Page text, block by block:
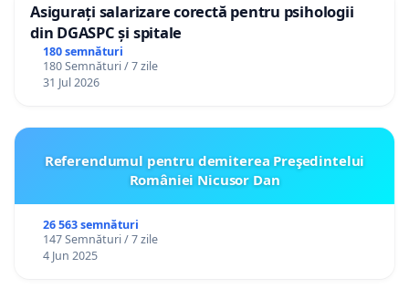
Asigurați salarizare corectă pentru psihologii
din DGASPC și spitale
180 semnături
180 Semnături / 7 zile
31 Jul 2026
Referendumul pentru demiterea Preşedintelui
României Nicusor Dan
26 563 semnături
147 Semnături / 7 zile
4 Jun 2025